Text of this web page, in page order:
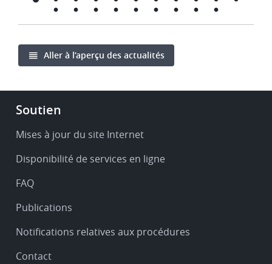
Aller à l’aperçu des actualités
Footer
Service
support
Soutien
Mises à jour du site Internet
Disponibilité de services en ligne
FAQ
Publications
Notifications relatives aux procédures
Contact